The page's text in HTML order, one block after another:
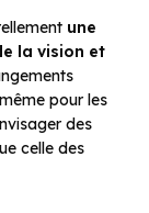
une
la vision et
pour les
des
celle des